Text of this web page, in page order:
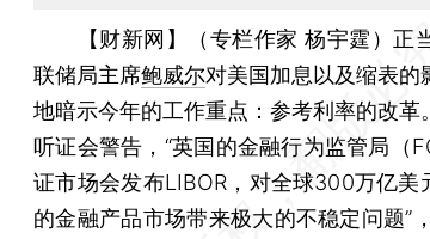
【财新网】（专栏作家 杨宇霆） 正
联储局主席鲍威尔对美国加息以及缩表的
地暗示今年的工作重点：参考利率的改革
听证会警告，“英国的金融行为监管局（
证市场会发布LIBOR，对全球300万亿美
的金融产品市场带来极大的不稳定问题”